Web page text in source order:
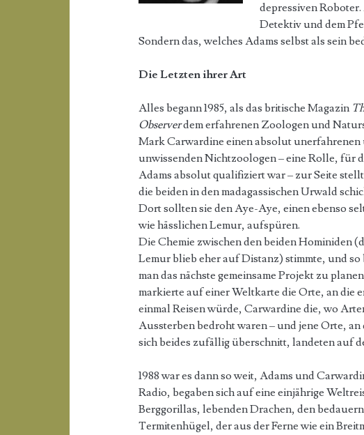
depressiven
Detektiv und dem
Sondern das, welches Adams selbst als sein
Die Letzten ihrer Art
Alles begann 1985, als das britische Magazin
Observerdem erfahrenen Zoologen und
Mark Carwardine einen absolut unerfahrenen
unwissenden Nichtzoologen – eine Rolle, für
Adams absolut qualifiziert war – zur Seite
die beiden in den madagassischen Urwald
Dort sollten sie den Aye-Aye, einen ebenso
wie hässlichen Lemur, aufspüren.
Die Chemie zwischen den beiden Hominiden
Lemur blieb eher auf Distanz) stimmte, und so
man das nächste gemeinsame Projekt zu
markierte auf einer Weltkarte die Orte, an die
einmal Reisen würde, Carwardine die, wo
Aussterben bedroht waren – und jene Orte, an
sich beides zufällig überschnitt, landeten auf
1988 war es dann so weit, Adams und
Radio, begaben sich auf eine einjährige
Berggorillas, lebenden Drachen, den
Termitenhügel, der aus der Ferne wie ein